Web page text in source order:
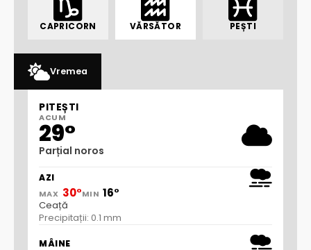
CAPRICORN VĂRSĂTOR PEȘTI
Vremea
PITEȘTI
ACUM
29°
Parțial noros
AZI
MAX 30°MIN 16°
Ceață
Precipitații: 0.1 mm
MÂINE